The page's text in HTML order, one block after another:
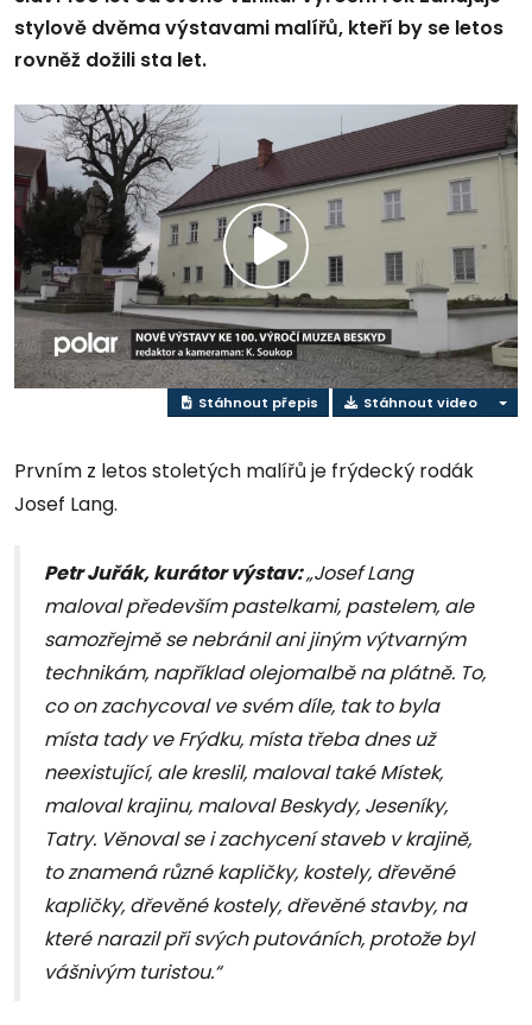
stylově dvěma výstavami malířů, kteří by se letos
rovněž dožili sta let.
Přehrát
video
Stáhnout přepis Stáhnout video
Prvním z letos stoletých malířů je frýdecký rodák
Josef Lang.
Petr Juřák, kurátor výstav:„Josef Lang
maloval především pastelkami, pastelem, ale
samozřejmě se nebránil ani jiným výtvarným
technikám, například olejomalbě na plátně. To,
co on zachycoval ve svém díle, tak to byla
místa tady ve Frýdku, místa třeba dnes už
neexistující, ale kreslil, maloval také Místek,
maloval krajinu, maloval Beskydy, Jeseníky,
Tatry. Věnoval se i zachycení staveb v krajině,
to znamená různé kapličky, kostely, dřevěné
kapličky, dřevěné kostely, dřevěné stavby, na
které narazil při svých putováních, protože byl
vášnivým turistou.“